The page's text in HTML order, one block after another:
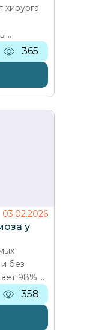
хирурга
риски
365
03.02.2026
у
без
98%.
358